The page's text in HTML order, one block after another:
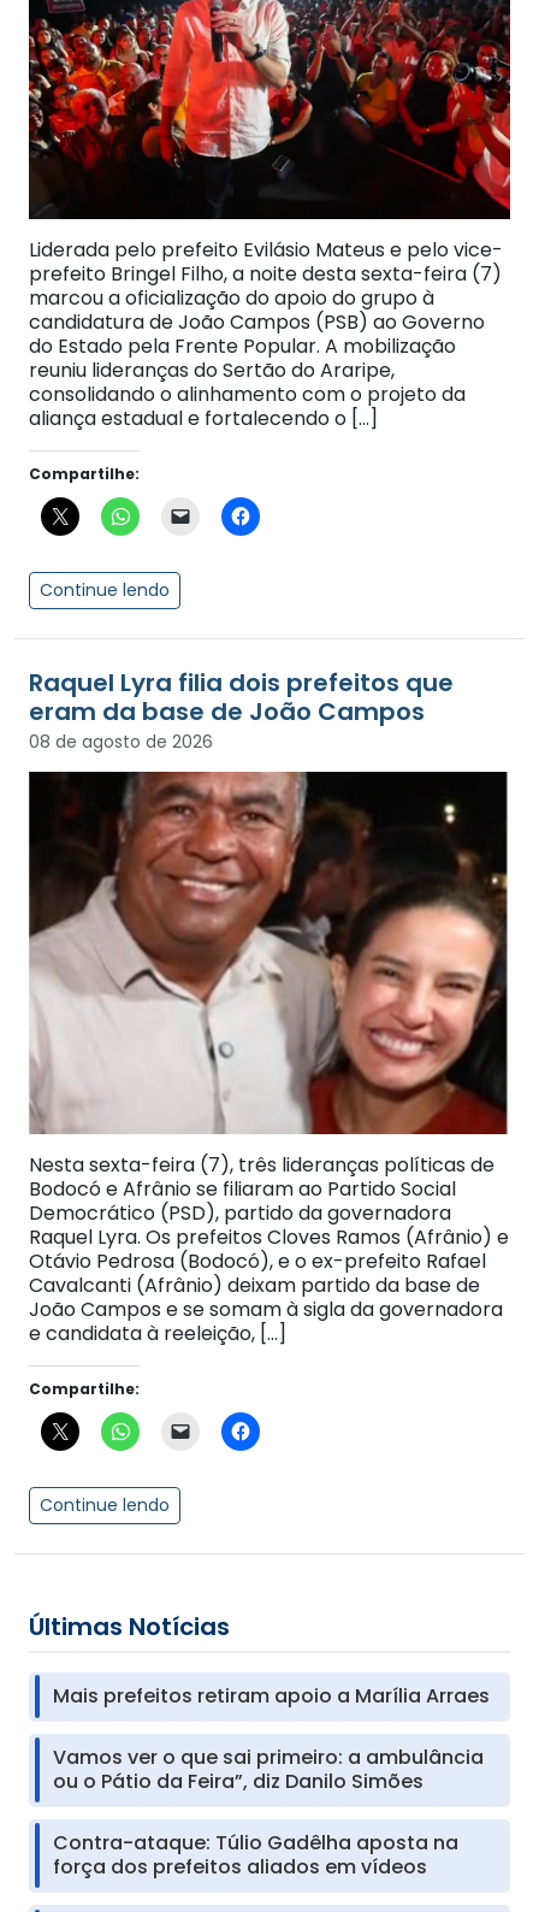
Liderada pelo prefeito Evilásio Mateus e pelo vice-
prefeito Bringel Filho, a noite desta sexta-feira (7)
marcou a oficialização do apoio do grupo à
candidatura de João Campos (PSB) ao Governo
do Estado pela Frente Popular. A mobilização
reuniu lideranças do Sertão do Araripe,
consolidando o alinhamento com o projeto da
aliança estadual e fortalecendo o […]
Compartilhe:
Continue lendo
Raquel Lyra filia dois prefeitos que
eram da base de João Campos
08 de agosto de 2026
Nesta sexta-feira (7), três lideranças políticas de
Bodocó e Afrânio se filiaram ao Partido Social
Democrático (PSD), partido da governadora
Raquel Lyra. Os prefeitos Cloves Ramos (Afrânio) e
Otávio Pedrosa (Bodocó), e o ex-prefeito Rafael
Cavalcanti (Afrânio) deixam partido da base de
João Campos e se somam à sigla da governadora
e candidata à reeleição, […]
Compartilhe:
Continue lendo
Últimas Notícias
Mais prefeitos retiram apoio a Marília Arraes
Vamos ver o que sai primeiro: a ambulância
ou o Pátio da Feira”, diz Danilo Simões
Contra-ataque: Túlio Gadêlha aposta na
força dos prefeitos aliados em vídeos